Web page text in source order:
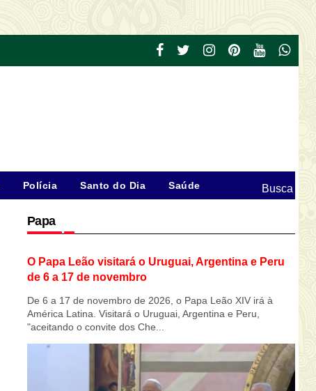
Polícia Santo do Dia Saúde Busca
Papa
O Papa Leão visitará o Uruguai, Argentina e Peru
de 6 a 17 de novembro
De 6 a 17 de novembro de 2026, o Papa Leão XIV irá à
América Latina. Visitará o Uruguai, Argentina e Peru,
"aceitando o convite dos Che...